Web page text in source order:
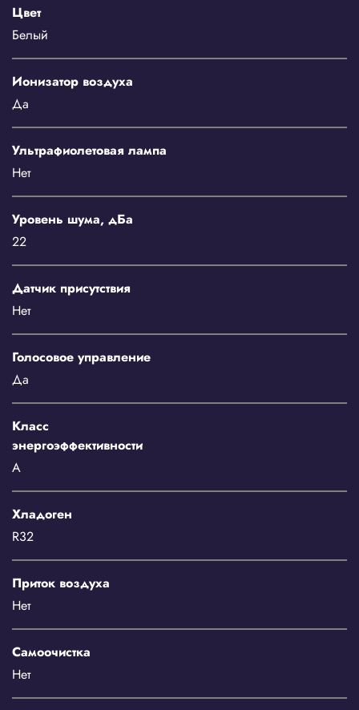
Цвет
Белый
Ионизатор воздуха
Да
Ультрафиолетовая лампа
Нет
Уровень шума, дБа
22
Датчик присутствия
Нет
Голосовое управление
Да
Класс
энергоэффективности
A
Хладоген
R32
Приток воздуха
Нет
Самоочистка
Нет